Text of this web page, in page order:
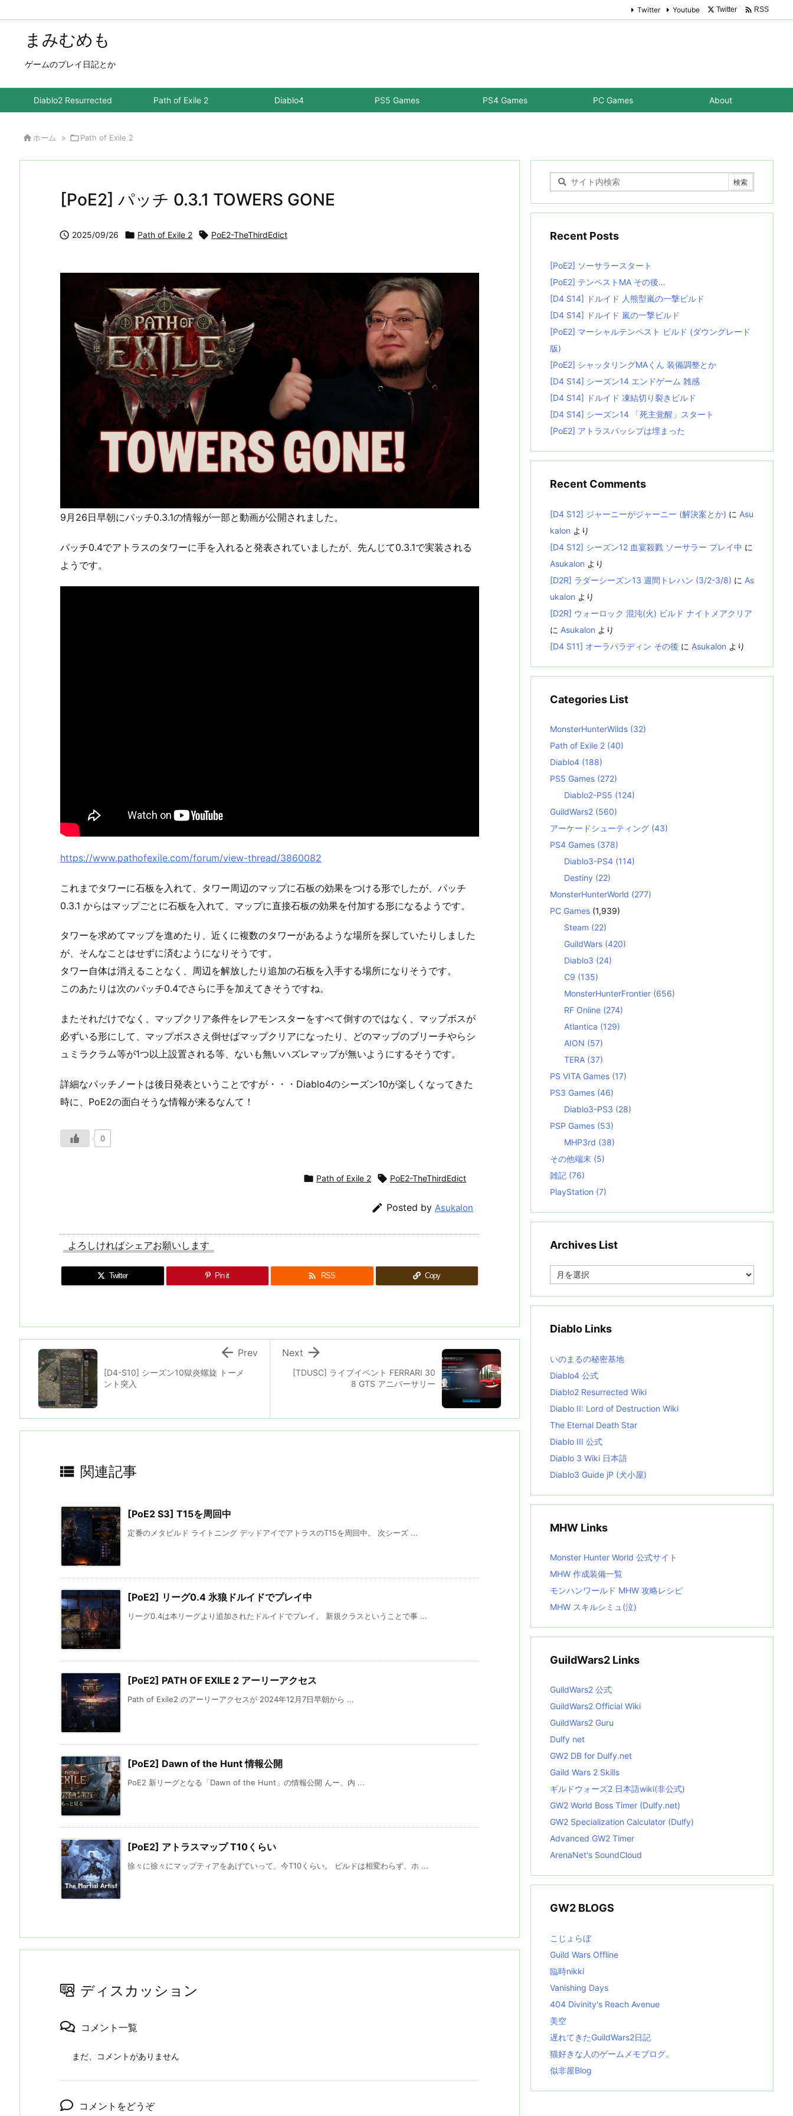
まみむめも
ゲームのプレイ日記とか
Diablo2 Resurrected Path of Exile 2 Diablo4 PS5 Games PS4 Games PC Games About
Twitter Youtube Twitter  RSS
 ホーム > Path of Exile 2
[PoE2] パッチ 0.3.1 TOWERS GONE
 2025/09/26  Path of Exile 2  PoE2-TheThirdEdict
9月26日早朝にパッチ0.3.1の情報が一部と動画が公開されました。
パッチ0.4でアトラスのタワーに手を入れると発表されていましたが、先んじて0.3.1で実装される
ようです。
https://www.pathofexile.com/forum/view-thread/3860082
これまでタワーに石板を入れて、タワー周辺のマップに石板の効果をつける形でしたが、パッチ
0.3.1 からはマップごとに石板を入れて、マップに直接石板の効果を付加する形になるようです。
タワーを求めてマップを進めたり、近くに複数のタワーがあるような場所を探していたりしました
が、そんなことはせずに済むようになりそうです。
タワー自体は消えることなく、周辺を解放したり追加の石板を入手する場所になりそうです。
このあたりは次のパッチ0.4でさらに手を加えてきそうですね。
またそれだけでなく、マップクリア条件をレアモンスターをすべて倒すのではなく、マップボスが
必ずいる形にして、マップボスさえ倒せばマップクリアになったり、どのマップのブリーチやらシ
ュミラクラム等が1つ以上設置される等、ないも無いハズレマップが無いようにするそうです。
詳細なパッチノートは後日発表ということですが・・・Diablo4のシーズン10が楽しくなってきた
時に、PoE2の面白そうな情報が来るなんて！
0
 Path of Exile 2  PoE2-TheThirdEdict
 Posted by Asukalon
よろしければシェアお願いします
Twitter Pin it  RSS Copy
[TDUSC] ライブイベント FERRARI 30
8 GTS アニバーサリー

Next
[D4-S10] シーズン10獄炎螺旋 トーメ
ント突入
 Prev
 関連記事
[PoE2 S3] T15を周回中
定番のメタビルド ライトニング デッドアイでアトラスのT15を周回中。 次シーズ ...
[PoE2] リーグ0.4 氷狼ドルイドでプレイ中
リーグ0.4は本リーグより追加されたドルイドでプレイ。 新規クラスということで事 ...
[PoE2] PATH OF EXILE 2 アーリーアクセス
Path of Exile2 のアーリーアクセスが 2024年12月7日早朝から ...
[PoE2] Dawn of the Hunt 情報公開
PoE2 新リーグとなる「Dawn of the Hunt」の情報公開 んー、内 ...
[PoE2] アトラスマップ T10くらい
徐々に徐々にマップティアをあげていって、今T10くらい。 ビルドは相変わらず、ホ ...
ディスカッション
コメント一覧
まだ、コメントがありません
コメントをどうぞ
Recent Posts
[PoE2] ソーサラースタート
[PoE2] テンペストMA その後…
[D4 S14] ドルイド 人熊型嵐の一撃ビルド
[D4 S14] ドルイド 嵐の一撃ビルド
[PoE2] マーシャルテンペスト ビルド (ダウングレード
版)
[PoE2] シャッタリングMAくん 装備調整とか
[D4 S14] シーズン14 エンドゲーム 雑感
[D4 S14] ドルイド 凍結切り裂きビルド
[D4 S14] シーズン14 「死主覚醒」スタート
[PoE2] アトラスパッシブは埋まった
Recent Comments
[D4 S12] ジャーニーがジャーニー (解決案とか) に Asu
kalon より
[D4 S12] シーズン12 血宴殺戮 ソーサラー プレイ中 に
Asukalon より
[D2R] ラダーシーズン13 週間トレハン (3/2-3/8) に As
ukalon より
[D2R] ウォーロック 混沌(火) ビルド ナイトメアクリア
に Asukalon より
[D4 S11] オーラパラディン その後 に Asukalon より
Categories List
MonsterHunterWilds (32)
Path of Exile 2 (40)
Diablo4 (188)
PS5 Games (272)
Diablo2-PS5 (124)
GuildWars2 (560)
アーケードシューティング (43)
PS4 Games (378)
Diablo3-PS4 (114)
Destiny (22)
MonsterHunterWorld (277)
PC Games (1,939)
Steam (22)
GuildWars (420)
Diablo3 (24)
C9 (135)
MonsterHunterFrontier (656)
RF Online (274)
Atlantica (129)
AION (57)
TERA (37)
PS VITA Games (17)
PS3 Games (46)
Diablo3-PS3 (28)
PSP Games (53)
MHP3rd (38)
その他端末 (5)
雑記 (76)
PlayStation (7)
Archives List
e
i
s
t
Diablo Links
いのまるの秘密基地
Diablo4 公式
Diablo2 Resurrected Wiki
Diablo II: Lord of Destruction Wiki
The Eternal Death Star
Diablo III 公式
Diablo 3 Wiki 日本語
Diablo3 Guide jP (犬小屋)
MHW Links
Monster Hunter World 公式サイト
MHW 作成装備一覧
モンハンワールド MHW 攻略レシピ
MHW スキルシミュ(泣)
GuildWars2 Links
GuildWars2 公式
GuildWars2 Official Wiki
GuildWars2 Guru
Dulfy net
GW2 DB for Dulfy.net
Gaild Wars 2 Skills
ギルドウォーズ2 日本語wiki(非公式)
GW2 World Boss Timer (Dulfy.net)
GW2 Specialization Calculator (Dulfy)
Advanced GW2 Timer
ArenaNet's SoundCloud
GW2 BLOGS
こじょらぼ
Guild Wars Offline
臨時nikki
Vanishing Days
404 Divinity's Reach Avenue
美空
遅れてきたGuildWars2日記
猫好きな人のゲームメモブログ。
似非屋Blog